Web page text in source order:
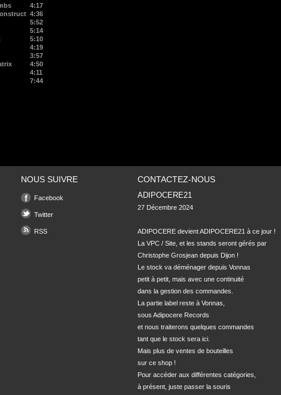
4:17
4:36
5:52
5:14
5:10
4:19
3:57
4:50
4:11
7:44
NOUS SUIVRE
Facebook
Twitter
RSS
CONTACTEZ-NOUS
ADIPOCERE21
27 Décembre 2024
ADIPOCERE devient ADIPOCERE21 à ce jour !
La VPC / Site, et les stands seront gérés par
Christophe Grosjean depuis Dijon !
Le stock va déménager depuis Vonnas
petit à petit, mais avec une continuité
dans la gestion des commandes.
La partie label reste à Vonnas,
sous Adipocere Records
et nous traiterons quelques commandes
tant que le stock sera ici.
Mais plus de ventes de bouteilles
sur ce shop !
Pour accéder aux différentes catégories,
à présent, juste passer la souris